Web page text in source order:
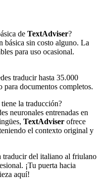
de TextAdviser?
básica sin costo alguno. La
para uso ocasional.
traducir hasta 35.000
para documentos completos.
la traducción?
neuronales entrenadas en
TextAdviser ofrece
el contexto original y
traducir del italiano al friulano
¡Tu puerta hacia
aquí!